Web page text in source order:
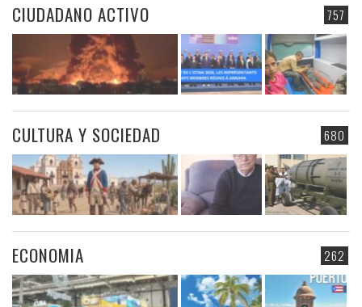
757
CIUDADANO ACTIVO
680
CULTURA Y SOCIEDAD
262
ECONOMIA